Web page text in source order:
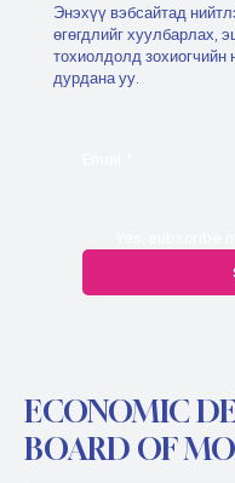
Энэхүү вэбсайтад
өгөгдлийг хуулбарлах,
тохиолдолд зохиогчийн
дурдана уу.
ECONOMIC
BOARD OF